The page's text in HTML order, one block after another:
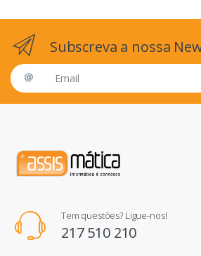
Subscreva a nossa
Email address
Tem questões? Ligue-nos!
217 510 210